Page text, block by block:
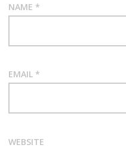
NAME *
EMAIL *
WEBSITE